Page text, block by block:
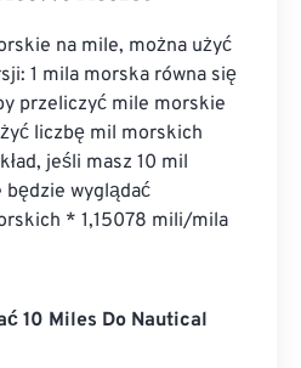
na mile, można użyć
1 mila morska równa się
przeliczyć mile morskie
liczbę mil morskich
jeśli masz 10 mil
wyglądać
* 1,15078 mili/mila
10 Miles Do Nautical